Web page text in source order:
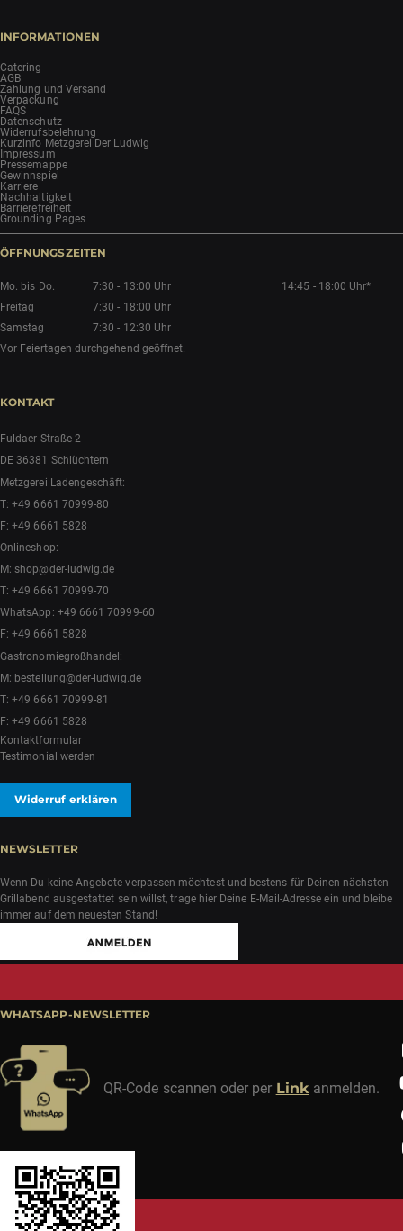
INFORMATIONEN
Catering
AGB
Zahlung und Versand
Verpackung
FAQS
Datenschutz
Widerrufsbelehrung
Kurzinfo Metzgerei Der Ludwig
Impressum
Pressemappe
Gewinnspiel
Karriere
Nachhaltigkeit
Barrierefreiheit
Grounding Pages
ÖFFNUNGSZEITEN
Mo. bis Do. 7:30 - 13:00 Uhr
14:45 - 18:00 Uhr*
Freitag
7:30 - 18:00 Uhr
Samstag
7:30 - 12:30 Uhr
Vor Feiertagen durchgehend geöffnet.
KONTAKT
Fuldaer Straße 2
DE 36381 Schlüchtern
Metzgerei Ladengeschäft:
T:+49 6661 70999-80
F: +49 6661 5828
Onlineshop:
M:shop@der-ludwig.de
T:+49 6661 70999-70
WhatsApp: +49 6661 70999-60
F: +49 6661 5828
Gastronomiegroßhandel:
M: bestellung@der-ludwig.de
T:+49 6661 70999-81
F: +49 6661 5828
Kontaktformular
Testimonial werden
Widerruf erklären
NEWSLETTER
Wenn Du keine Angebote verpassen möchtest und bestens für Deinen nächsten
Grillabend ausgestattet sein willst, trage hier Deine E-Mail-Adresse ein und bleibe
immer auf dem neuesten Stand!
WHATSAPP-NEWSLETTER
QR-Code scannen oder per Linkanmelden.